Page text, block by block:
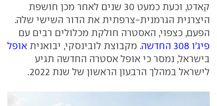
קאדט, וכעת כמעט 30 שנים לאחר מכן חושפת
היצרנית הגרמנית-צרפתית את הדור השישי שלה.
הפעם, כצפוי, האסטרה חולקת מכלולים רבים עם
פיג'ו 308 החדשה
. מקבוצת לובינסקי, יבואנית אופל
בישראל, נמסר כי אופל אסטרה החדשה תגיע
לישראל במהלך הרבעון הראשון של שנת 2022.